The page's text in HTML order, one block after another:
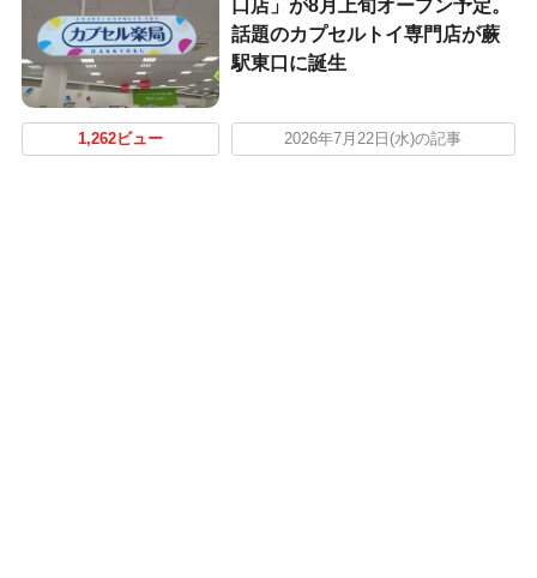
口店」が8月上旬オープン予定。
話題のカプセルトイ専門店が蕨
駅東口に誕生
1,262ビュー 2026年7月22日(水)の記事